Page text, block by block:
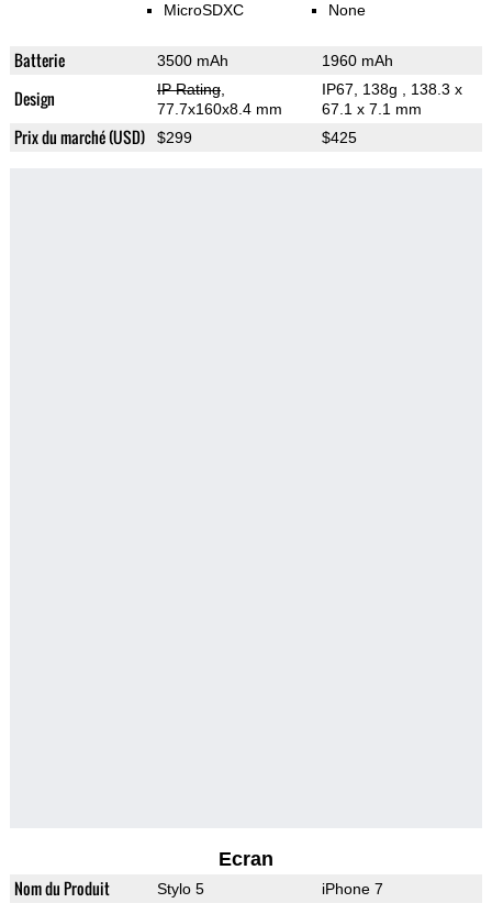
MicroSDXC None
Batterie 3500 mAh 1960 mAh
Design IP Rating,
77.7x160x8.4 mm
IP67, 138g
, 138.3 x
67.1 x 7.1 mm
Prix du marché (USD) $299 $425
Ecran
Nom du Produit Stylo 5 iPhone 7